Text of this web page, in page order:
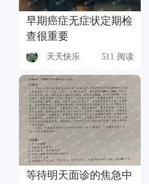
早期癌症无症状定期检
查很重要
天天快乐 511 阅读
等待明天面诊的焦急中